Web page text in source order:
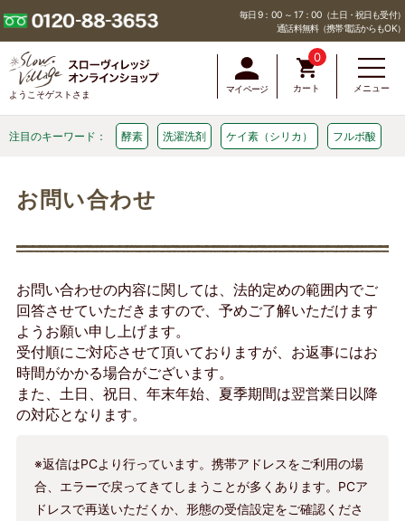
毎日 9：00 ～ 17：00（土日・祝日も受付）
通話料無料（携帯電話からもOK）
ようこそゲストさま
0
カート
マイページ メニュー
注目のキーワード： 酵素 洗濯洗剤 ケイ素（シリカ） フルボ酸
お問い合わせ
お問い合わせの内容に関しては、法的定めの範囲内でご
回答させていただきますので、予めご了解いただけます
ようお願い申し上げます。
受付順にご対応させて頂いておりますが、お返事にはお
時間がかかる場合がございます。
また、土日、祝日、年末年始、夏季期間は翌営業日以降
の対応となります。
※返信はPCより行っています。携帯アドレスをご利用の場
合、エラーで戻ってきてしまうことが多くあります。PCア
ドレスで再送いただくか、形態の受信設定をご確認くださ